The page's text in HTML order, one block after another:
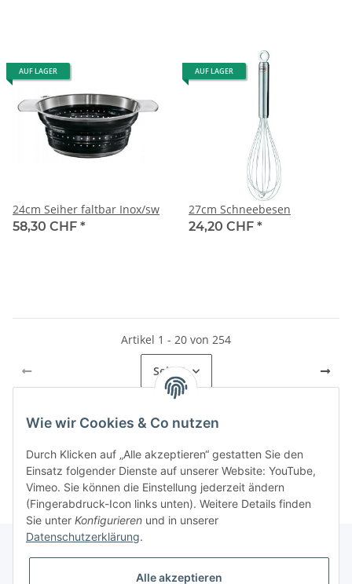
AUF LAGER
24cm Seiher faltbar Inox/sw
58,30 CHF *
AUF LAGER
27cm Schneebesen
24,20 CHF *
Artikel 1 - 20 von 254
Seite1
Kategorien
Wie wir Cookies & Co nutzen
Durch Klicken auf „Alle akzeptieren“ gestatten Sie den
Einsatz folgender Dienste auf unserer Website: YouTube,
Vimeo. Sie können die Einstellung jederzeit ändern
(Fingerabdruck-Icon links unten). Weitere Details finden
Sie unter Konfigurieren und in unserer
Datenschutzerklärung.
Alle akzeptieren